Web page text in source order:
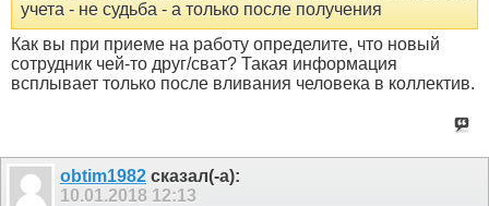
учета - не судьба - а только после получения
Как вы при приеме на работу определите, что новый
сотрудник чей-то друг/сват? Такая информация
всплывает только после вливания человека в коллектив.
obtim1982 сказал(-а):
10.01.2018 12:13